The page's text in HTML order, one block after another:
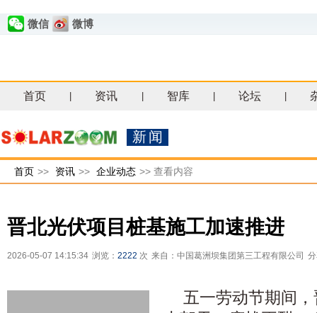
微信 微博
首页 资讯 智库 论坛
新闻
首页 >> 资讯 >> 企业动态 >> 查看内容
晋北光伏项目桩基施工加速推进
2026-05-07 14:15:34 浏览： 2222 次 来自：中国葛洲坝集团第三工程有限公司
五一劳动节期间